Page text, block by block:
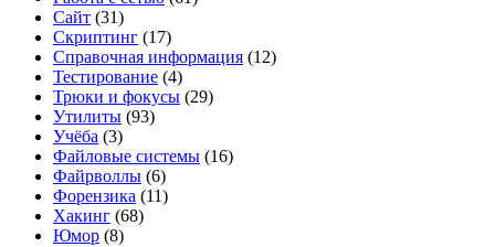
Сайт (31)
Скриптинг (17)
Справочная информация (12)
Тестирование (4)
Трюки и фокусы (29)
Утилиты (93)
Учёба (3)
Файловые системы (16)
Файрволлы (6)
Форензика (11)
Хакинг (68)
Юмор (8)